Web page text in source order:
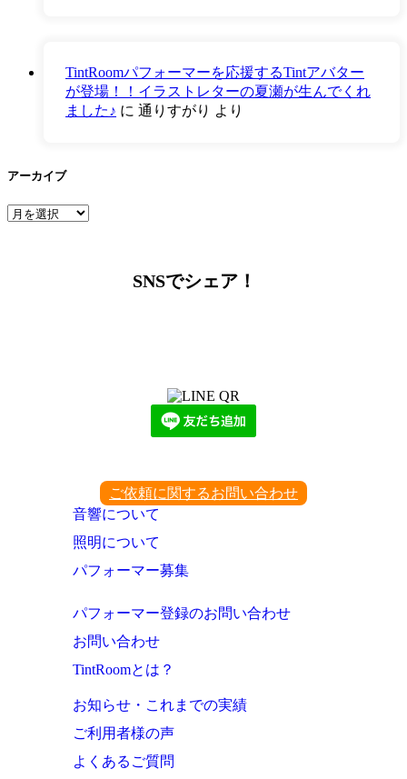
TintRoomパフォーマーを応援するTintアバター
が登場！！イラストレターの夏瀬が生んでくれ
ました♪ に 通りすがり より
アーカイブ
ア
SNSでシェア！
ご依頼に関するお問い合わせ
音響について
照明について
パフォーマー募集
パフォーマー登録のお問い合わせ
お問い合わせ
TintRoomとは？
お知らせ・これまでの実績
ご利用者様の声
よくあるご質問